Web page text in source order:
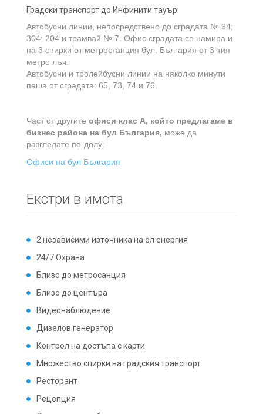
Градски транспорт до Инфинити тауър:
Автобусни линии, непосредствено до сградата № 64;
304; 204 и трамвай № 7. Офис сградата се намира и
на 3 спирки от метростанция бул. България от 3-тия
метро лъч.
Автобусни и тролейбусни линии на няколко минути
пеша от сградата: 65, 73, 74 и 76.
Част от другите офиси клас А, който предлагаме в
бизнес района на бул България, може да
разгледате по-долу:
Офиси на бул България
Екстри в имота
2 независими източника на ел енергия
24/7 Охрана
Близо до метросанция
Близо до центъра
Видеонаблюдение
Дизелов генератор
Контрол на достъпа с карти
Множество спирки на градския транспорт
Ресторант
Рецепция